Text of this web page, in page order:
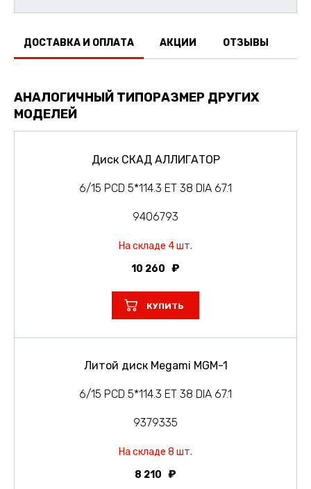
ДОСТАВКА И ОПЛАТА АКЦИИ ОТЗЫВЫ
АНАЛОГИЧНЫЙ ТИПОРАЗМЕР ДРУГИХ
МОДЕЛЕЙ
Диск СКАД АЛЛИГАТОР
6/15 PCD 5*114.3 ET 38 DIA 67.1
9406793
На складе 4 шт.
10 260
КУПИТЬ
Литой диск Megami MGM-1
6/15 PCD 5*114.3 ET 38 DIA 67.1
9379335
На складе 8 шт.
8 210